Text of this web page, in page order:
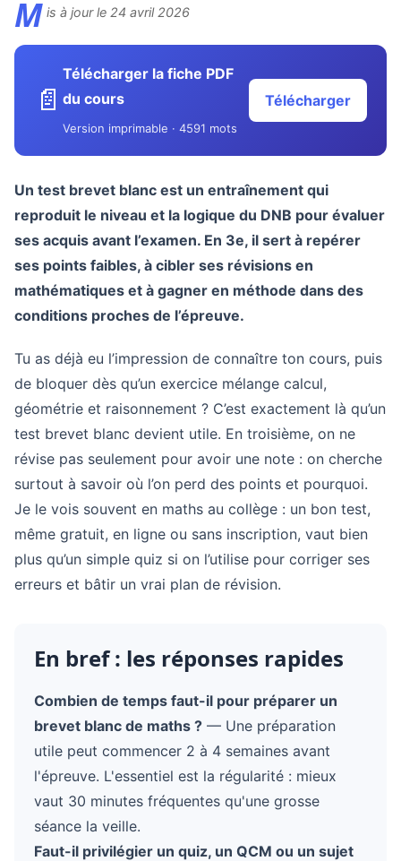
M is à jour le 24 avril 2026
📄
Télécharger la fiche PDF
du cours
Version imprimable · 4591 mots
Télécharger
Un test brevet blanc est un entraînement qui
reproduit le niveau et la logique du DNB pour évaluer
ses acquis avant l’examen. En 3e, il sert à repérer
ses points faibles, à cibler ses révisions en
mathématiques et à gagner en méthode dans des
conditions proches de l’épreuve.
Tu as déjà eu l’impression de connaître ton cours, puis
de bloquer dès qu’un exercice mélange calcul,
géométrie et raisonnement ? C’est exactement là qu’un
test brevet blanc devient utile. En troisième, on ne
révise pas seulement pour avoir une note : on cherche
surtout à savoir où l’on perd des points et pourquoi.
Je le vois souvent en maths au collège : un bon test,
même gratuit, en ligne ou sans inscription, vaut bien
plus qu’un simple quiz si on l’utilise pour corriger ses
erreurs et bâtir un vrai plan de révision.
En bref : les réponses rapides
Combien de temps faut-il pour préparer un
brevet blanc de maths ? — Une préparation
utile peut commencer 2 à 4 semaines avant
l'épreuve. L'essentiel est la régularité : mieux
vaut 30 minutes fréquentes qu'une grosse
séance la veille.
Faut-il privilégier un quiz, un QCM ou un sujet